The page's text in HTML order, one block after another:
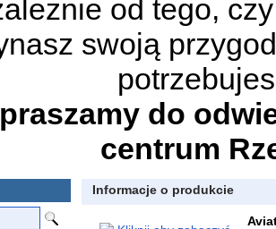
od tego,
swoją
do
centrum
Informacje o produkcie